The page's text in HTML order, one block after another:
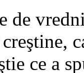
de
ce a